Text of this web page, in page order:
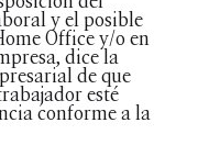
y el posible
Office y/o en
dice la
de que
esté
conforme a la